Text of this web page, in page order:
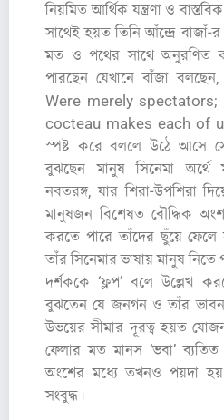
নিয়মিত আর্থিক যন্ত্রণা ও
সাথেই হয়ত তিনি আঁন্দ্রে বাজাঁ-
মত ও পথের সাথে অনুরণিত
পারছেন যেখানে বাঁজা
Were merely
cocteau makes each of
স্পষ্ট করে বললে উঠে আসে
বুঝছেন মানুষ সিনেমা
নবতরঙ্গ, যার শিরা-উপশিরা
মানুষজন বিশেষত বৌদ্ধিক
করতে পারে তাঁদের ছুঁয়ে ফেলে
তাঁর সিনেমার ভাষায় মানুষ
দর্শককে ‘ফ্লপ’ বলে উল্লেখ
বুঝতেন যে জনগন ও তাঁর
উভয়ের সীমার দূরত্ব হয়ত
ফেলার মত মানস ‘ভবা’
অংশের মধ্যে তখনও পয়দা
সংবুদ্ধ।